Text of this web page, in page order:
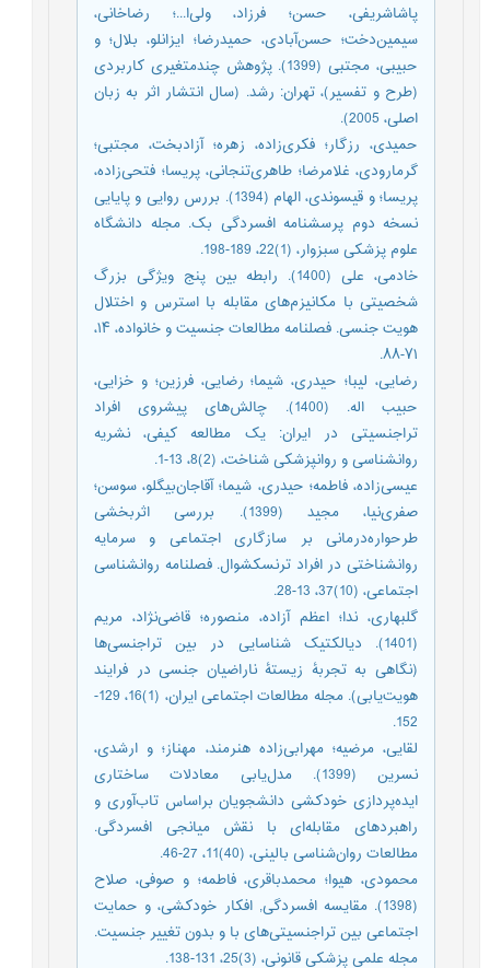
پاشاشریفی، حسن؛ فرزاد، ولی‌ا...؛ رضاخانی،
سیمین‌دخت؛ حسن‌آبادی، حمیدرضا؛ ایزانلو، بلال؛ و
حبیبی، مجتبی (1399). پژوهش چندمتغیری کاربردی
(طرح و تفسیر)، تهران: رشد. (سال انتشار اثر به زبان
اصلی، 2005).
حمیدی، رزگار؛ فکری‌زاده، زهره؛ آزادبخت، مجتبی؛
گرمارودی، غلامرضا؛ طاهری‌تنجانی، پریسا؛ فتحی‌زاده،
پریسا؛ و قیسوندی، الهام (1394). بررس روایی و پایایی
نسخه دوم پرسشنامه افسردگی بک. مجله دانشگاه
علوم پزشکی سبزوار، (1)22، 189-198.
خادمی، علی (1400). رابطه بین پنج ویژگی بزرگ
شخصیتی با مکانیزم‌های مقابله با استرس و اختلال
هویت جنسی. فصلنامه مطالعات جنسیت و خانواده، ۱۴،
۷۱-۸۸.
رضایی، لیبا؛ حیدری، شیما؛ رضایی، فرزین؛ و خزایی،
حبیب اله. (1400). چالش‌های پیشروی افراد
تراجنسیتی در ایران: یک مطالعه کیفی، نشریه
روانشناسی و روانپزشکی شناخت، (2)8، 13-1.
عیسی‌زاده، فاطمه؛ حیدری، شیما؛ آقاجان‌بیگلو، سوسن؛
صفری‌نیا، مجید (1399). بررسی اثربخشی
طرحواره‌درمانی بر سازگاری اجتماعی و سرمایه
روانشناختی در افراد ترنسکشوال. فصلنامه روانشناسی
اجتماعی، (10)37، 13-28.
گلبهاری، ندا؛ اعظم آزاده، منصوره؛ قاضی‌نژاد، مریم
(1401). دیالکتیک شناسایی در بین تراجنسی‌‏ها
(نگاهی به تجربۀ زیستۀ ناراضیان جنسی در فرایند
هویت‏‌یابی). مجله مطالعات اجتماعی ایران، (1)16، 129-
152.
لقایی، مرضیه؛ مهرابی‌زاده هنرمند، مهناز؛ و ارشدی،
نسرین (1399). مدل‌یابی معادلات ساختاری
ایده‌پردازی خودکشی دانشجویان براساس تاب‌آوری و
راهبردهای مقابله‌ای با نقش میانجی افسردگی.
مطالعات روان‌شناسی بالینی، (40)11، 27-46.
محمودی، هیوا؛ محمدباقری، فاطمه؛ و صوفی، صلاح
(1398). مقایسه افسردگی, افکار خودکشی، و حمایت
اجتماعی بین تراجنسیتی‌های با و بدون تغییر جنسیت.
مجله علمی پزشکی قانونی، (3)25، 131-138.